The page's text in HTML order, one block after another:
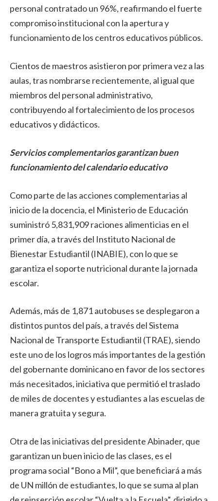
personal contratado un 96%, reafirmando el fuerte
compromiso institucional con la apertura y
funcionamiento de los centros educativos públicos.
Cientos de maestros asistieron por primera vez a las
aulas, tras nombrarse recientemente, al igual que
miembros del personal administrativo,
contribuyendo al fortalecimiento de los procesos
educativos y didácticos.
Servicios complementarios garantizan buen
funcionamiento del calendario educativo
Como parte de las acciones complementarias al
inicio de la docencia, el Ministerio de Educación
suministró 5,831,909 raciones alimenticias en el
primer día, a través del Instituto Nacional de
Bienestar Estudiantil (INABIE), con lo que se
garantiza el soporte nutricional durante la jornada
escolar.
Además, más de 1,871 autobuses se desplegaron a
distintos puntos del país, a través del Sistema
Nacional de Transporte Estudiantil (TRAE), siendo
este uno de los logros más importantes de la gestión
del gobernante dominicano en favor de los sectores
más necesitados, iniciativa que permitió el traslado
de miles de docentes y estudiantes a las escuelas de
manera gratuita y segura.
Otra de las iniciativas del presidente Abinader, que
garantizan un buen inicio de las clases, es el
programa social “Bono a Mil”, que beneficiará a más
de UN millón de estudiantes, lo que se suma al plan